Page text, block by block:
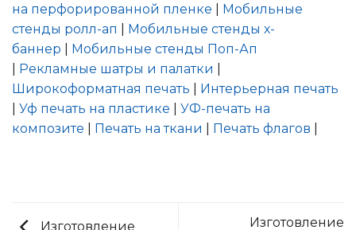
на перфорированной пленке
Мобильные
стенды ролл-ап
Мобильные стенды х-
баннер
Мобильные стенды Поп-Ап
Рекламные шатры и палатки
Широкоформатная печать
Интерьерная печать
Уф печать на пластике
УФ-печать на
композите
Печать на ткани Печать флагов
Изготовление Изготовление